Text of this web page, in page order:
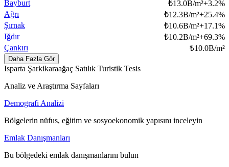
Bayburt
₺13.0B/m²+3.2%
Ağrı
₺12.3B/m²+25.4%
Şırnak
₺10.6B/m²+17.1%
Iğdır
₺10.2B/m²+69.3%
Çankırı
₺10.0B/m²
Daha Fazla Gör
Isparta Şarkikaraağaç Satılık Turistik Tesis
Analiz ve Araştırma Sayfaları
Demografi Analizi
Bölgelerin nüfus, eğitim ve sosyoekonomik yapısını inceleyin
Emlak Danışmanları
Bu bölgedeki emlak danışmanlarını bulun